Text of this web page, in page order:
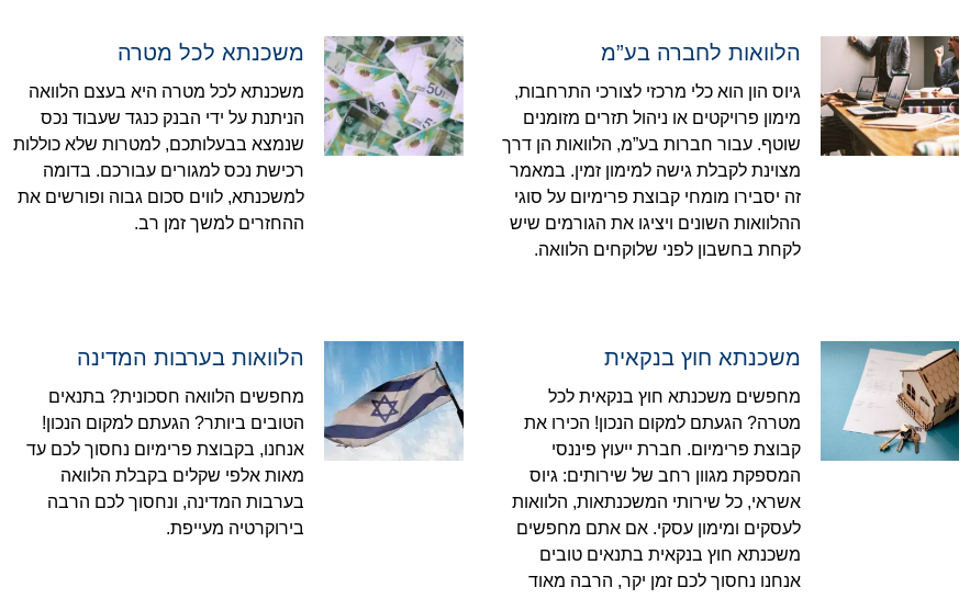
הלוואות לחברה בע”מ
גיוס הון הוא כלי מרכזי לצורכי התרחבות,
מימון פרויקטים או ניהול תזרים מזומנים
שוטף. עבור חברות בע”מ, הלוואות הן דרך
מצוינת לקבלת גישה למימון זמין. במאמר
זה יסבירו מומחי קבוצת פרימיום על סוגי
ההלוואות השונים ויציגו את הגורמים שיש
לקחת בחשבון לפני שלוקחים הלוואה.
משכנתא לכל מטרה
משכנתא לכל מטרה היא בעצם הלוואה
הניתנת על ידי הבנק כנגד שעבוד נכס
שנמצא בבעלותכם, למטרות שלא כוללות
רכישת נכס למגורים עבורכם. בדומה
למשכנתא, לווים סכום גבוה ופורשים את
ההחזרים למשך זמן רב.
משכנתא חוץ בנקאית
מחפשים משכנתא חוץ בנקאית לכל
מטרה? הגעתם למקום הנכון! הכירו את
קבוצת פרימיום. חברת ייעוץ פיננסי
המספקת מגוון רחב של שירותים: גיוס
אשראי, כל שירותי המשכנתאות, הלוואות
לעסקים ומימון עסקי. אם אתם מחפשים
משכנתא חוץ בנקאית בתנאים טובים
אנחנו נחסוך לכם זמן יקר, הרבה מאוד
הלוואות בערבות המדינה
מחפשים הלוואה חסכונית? בתנאים
הטובים ביותר? הגעתם למקום הנכון!
אנחנו, בקבוצת פרימיום נחסוך לכם עד
מאות אלפי שקלים בקבלת הלוואה
בערבות המדינה, ונחסוך לכם הרבה
בירוקרטיה מעייפת.